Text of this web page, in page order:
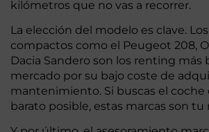
kilómetros que no vas a recorrer.
La elección del modelo es clave.
compactos como el Peugeot 208,
Dacia Sandero son los renting más
mercado por su bajo coste de
mantenimiento. Si buscas el
barato posible, estas marcas son